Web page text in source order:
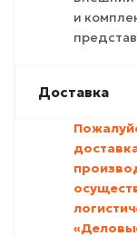
и
Доставка